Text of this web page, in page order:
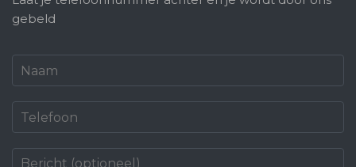
gebeld